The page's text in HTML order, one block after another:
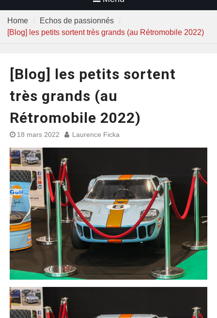
Home
Echos de passionnés
[Blog] les petits sortent très grands (au Rétromobile 2022)
[Blog] les petits sortent
très grands (au
Rétromobile 2022)
18 mars 2022 Laurence Ficka